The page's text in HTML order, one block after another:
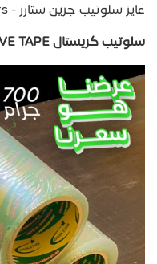
عايز سلوتيب جرين ستارز - Green Stars
سلوتيب كريستال CRYSTAL ADHESIVE TAPE